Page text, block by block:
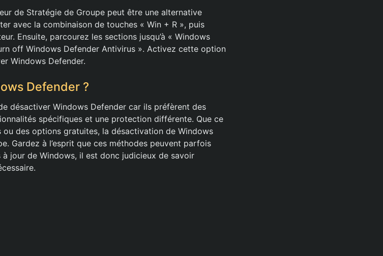
de Stratégie de Groupe peut être une alternative
avec la combinaison de touches « Win + R », puis
Ensuite, parcourez les sections jusqu’à « Windows
off Windows Defender Antivirus ». Activez cette option
Windows Defender.
Defender ?
désactiver Windows Defender car ils préfèrent des
spécifiques et une protection différente. Que ce
des options gratuites, la désactivation de Windows
Gardez à l’esprit que ces méthodes peuvent parfois
jour de Windows, il est donc judicieux de savoir